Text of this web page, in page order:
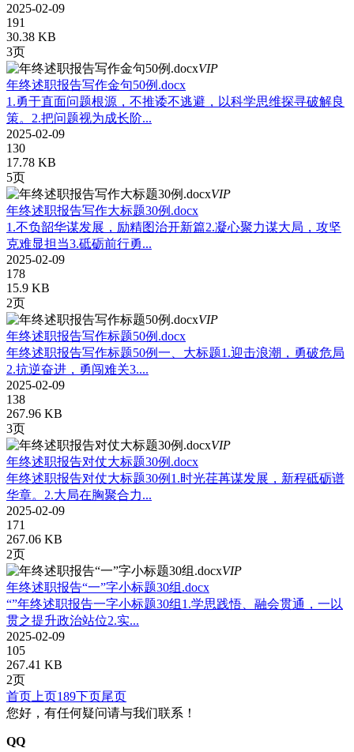
2025-02-09
191
30.38 KB
3页
VIP
年终述职报告写作金句50例.docx
1.勇于直面问题根源，不推诿不逃避，以科学思维探寻破解良
策。2.把问题视为成长阶...
2025-02-09
130
17.78 KB
5页
VIP
年终述职报告写作大标题30例.docx
1.不负韶华谋发展，励精图治开新篇2.凝心聚力谋大局，攻坚
克难显担当3.砥砺前行勇...
2025-02-09
178
15.9 KB
2页
VIP
年终述职报告写作标题50例.docx
年终述职报告写作标题50例一、大标题1.迎击浪潮，勇破危局
2.抗逆奋进，勇闯难关3....
2025-02-09
138
267.96 KB
3页
VIP
年终述职报告对仗大标题30例.docx
年终述职报告对仗大标题30例1.时光荏苒谋发展，新程砥砺谱
华章。2.大局在胸聚合力...
2025-02-09
171
267.06 KB
2页
VIP
年终述职报告“一”字小标题30组.docx
“”年终述职报告一字小标题30组1.学思践悟、融会贯通，一以
贯之提升政治站位2.实...
2025-02-09
105
267.41 KB
2页
首页 上页189下页尾页
您好，有任何疑问请与我们联系！
QQ